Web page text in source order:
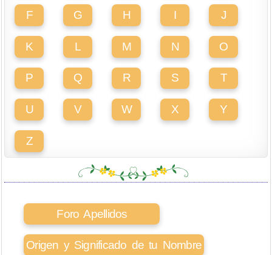
F G H I J
K L M N O
P Q R S T
U V W X Y
Z
Foro Apellidos
Origen y Significado de tu Nombre